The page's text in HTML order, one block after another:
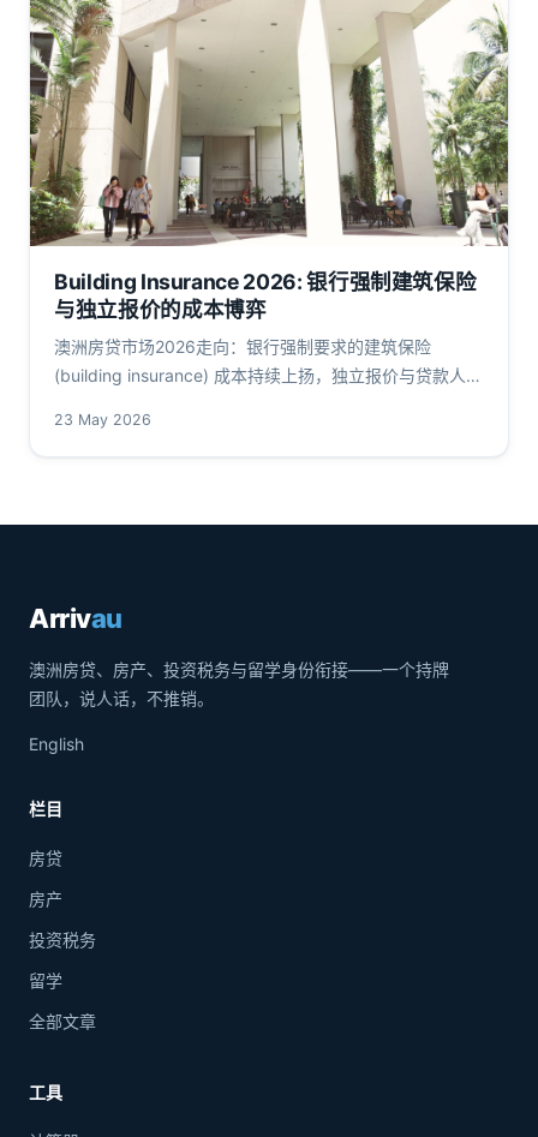
Building Insurance 2026: 银行强制建筑保险
与独立报价的成本博弈
澳洲房贷市场2026走向：银行强制要求的建筑保险
(building insurance) 成本持续上扬，独立报价与贷款人推
APRA及ASIC监管信号，并剖析华人借款人如何降低现金
流压力。
23 May 2026
Arrivau
澳洲房贷、房产、投资税务与留学身份衔接——一个持牌
团队，说人话，不推销。
English
栏目
房贷
房产
投资税务
留学
全部文章
工具